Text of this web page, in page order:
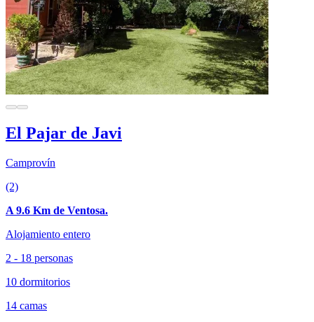
El Pajar de Javi
Camprovín
(2)
A 9.6 Km de Ventosa.
Alojamiento entero
2 - 18 personas
10 dormitorios
14 camas